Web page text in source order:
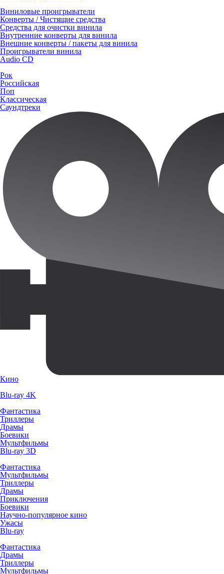
Виниловые проигрыватели
Конверты / Чистящие средства
Средства для очистки винила
Внутренние конверты для винила
Внешние конверты / пакеты для винила
Проигрыватели винила
Audio CD
Рок
Российская
Поп
Классическая
Саундтреки
Кино
Blu-ray 4K
Фантастика
Триллеры
Драмы
Боевики
Мультфильмы
Blu-ray 3D
Фантастика
Мультфильмы
Триллеры
Драмы
Приключения
Боевики
Научно-популярное кино
Ужасы
Blu-ray
Фантастика
Драмы
Триллеры
Мультфильмы